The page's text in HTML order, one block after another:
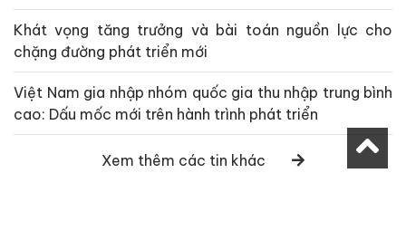
Khát vọng tăng trưởng và bài toán nguồn lực cho
chặng đường phát triển mới
Việt Nam gia nhập nhóm quốc gia thu nhập trung bình
cao: Dấu mốc mới trên hành trình phát triển
Xem thêm các tin khác